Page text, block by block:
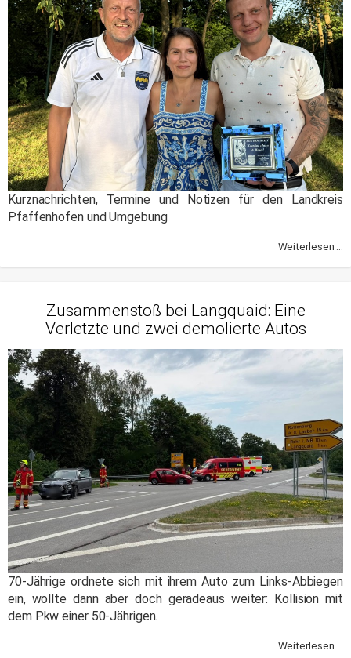
Kurznachrichten, Termine und Notizen für den Landkreis
Pfaffenhofen und Umgebung
Weiterlesen ...
Zusammenstoß bei Langquaid: Eine
Verletzte und zwei demolierte Autos
70-Jährige ordnete sich mit ihrem Auto zum Links-Abbiegen
ein, wollte dann aber doch geradeaus weiter: Kollision mit
dem Pkw einer 50-Jährigen.
Weiterlesen ...